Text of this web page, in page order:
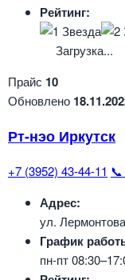
Рейтинг:
Загрузка...
Прайс 10
Обновлено
Рт-нэо Иркутск
+7 (3952) 43-44-11
Адрес:
ул.
График
пн-пт